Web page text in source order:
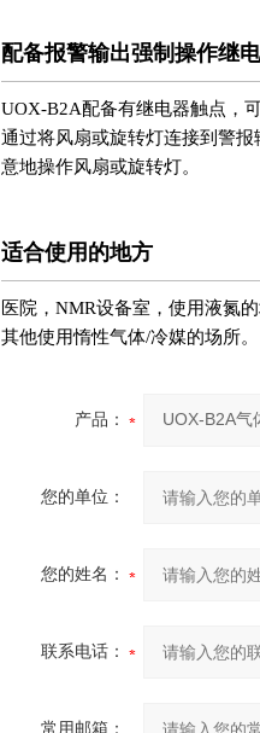
配备报警输出强制操作继
UOX-B2A配备有继电器触点，
通过将风扇或旋转灯连接到警
意地操作风扇或旋转灯。
适合使用的地方
医院，NMR设备室，使用液氮
其他使用惰性气体/冷媒的场所。
产品：
您的单位：
您的姓名：
联系电话：
常用邮箱：